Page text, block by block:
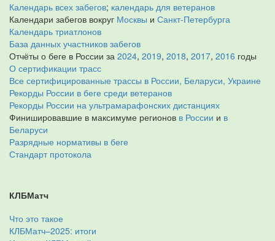
Календарь всех забегов; календарь для ветеранов
Календари забегов вокруг Москвы и Санкт-Петербурга
Календарь триатлонов
База данных участников забегов
Отчёты о беге в России за 2024, 2019, 2018, 2017, 2016 годы
О сертификации трасс
Все сертифицированные трассы в России, Беларуси, Украине
Рекорды России в беге среди ветеранов
Рекорды России на ультрамарафонских дистанциях
Финишировавшие в максимуме регионов в России и в
Беларуси
Разрядные нормативы в беге
Стандарт протокола
КЛБМатч
Что это такое
КЛБМатч–2025: итоги